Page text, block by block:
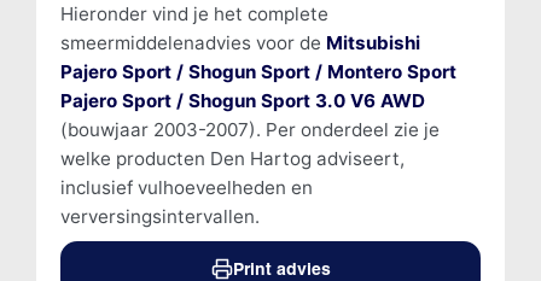
Hieronder vind je het complete
smeermiddelenadvies voor de Mitsubishi
Pajero Sport / Shogun Sport / Montero Sport
Pajero Sport / Shogun Sport 3.0 V6 AWD
(bouwjaar 2003-2007). Per onderdeel zie je
welke producten Den Hartog adviseert,
inclusief vulhoeveelheden en
verversingsintervallen.
Print advies